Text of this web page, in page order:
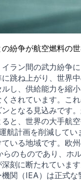
紛争が航空燃料の
ラン間の武力紛争
跳ね上がり、世界
し、供給能力を縮
されています。こ
となる見込みです
と、世界の大手航
航計画を削減してい
いる地域です。欧
のものであり、ホ
刻に断たれていま
関（IEA）は正式な